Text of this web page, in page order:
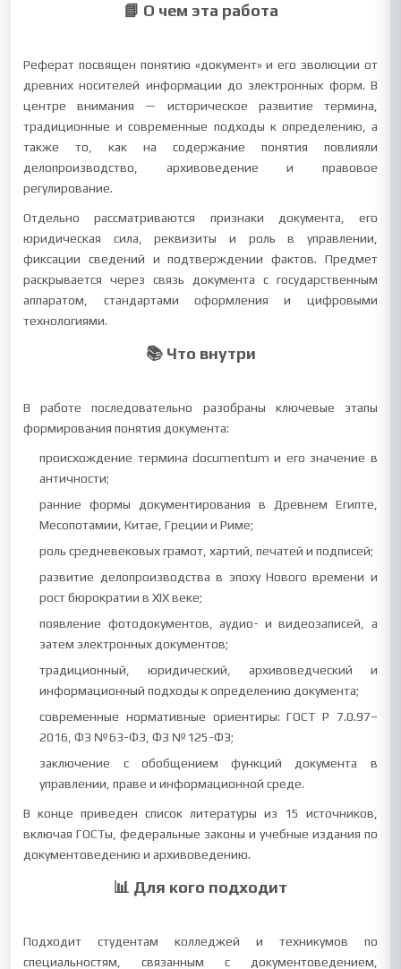
📘 О чем эта работа
Реферат посвящен понятию «документ» и его эволюции от
древних носителей информации до электронных форм. В
центре внимания — историческое развитие термина,
традиционные и современные подходы к определению, а
также то, как на содержание понятия повлияли
делопроизводство, архивоведение и правовое
регулирование.
Отдельно рассматриваются признаки документа, его
юридическая сила, реквизиты и роль в управлении,
фиксации сведений и подтверждении фактов. Предмет
раскрывается через связь документа с государственным
аппаратом, стандартами оформления и цифровыми
технологиями.
📚 Что внутри
В работе последовательно разобраны ключевые этапы
формирования понятия документа:
происхождение термина documentum и его значение в
античности;
ранние формы документирования в Древнем Египте,
Месопотамии, Китае, Греции и Риме;
роль средневековых грамот, хартий, печатей и подписей;
развитие делопроизводства в эпоху Нового времени и
рост бюрократии в XIX веке;
появление фотодокументов, аудио- и видеозаписей, а
затем электронных документов;
традиционный, юридический, архивоведческий и
информационный подходы к определению документа;
современные нормативные ориентиры: ГОСТ Р 7.0.97–
2016, ФЗ №63-ФЗ, ФЗ №125-ФЗ;
заключение с обобщением функций документа в
управлении, праве и информационной среде.
В конце приведен список литературы из 15 источников,
включая ГОСТы, федеральные законы и учебные издания по
документоведению и архивоведению.
📊 Для кого подходит
Подходит студентам колледжей и техникумов по
специальностям, связанным с документоведением,